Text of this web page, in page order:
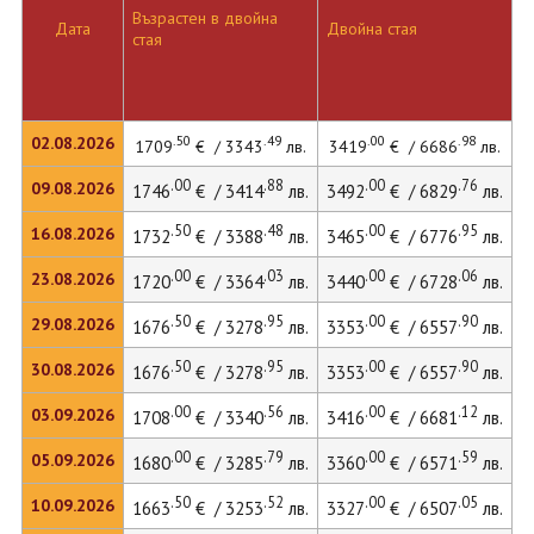
Дата
02.08.2026
09.08.2026
16.08.2026
23.08.2026
29.08.2026
30.08.2026
03.09.2026
05.09.2026
10.09.2026
Възрастен в двойна
стая
Двойна стая
1709.50 € / 3343.49лв. 3419.00 € / 6686.98лв.
1746.00€ / 3414.88 лв. 3492.00€ / 6829.76 лв.
1732.50€ / 3388.48 лв. 3465.00€ / 6776.95 лв.
1720.00€ / 3364.03 лв. 3440.00€ / 6728.06 лв.
1676.50€ / 3278.95 лв. 3353.00€ / 6557.90лв.
1676.50€ / 3278.95 лв. 3353.00€ / 6557.90лв.
1708.00€ / 3340.56 лв. 3416.00€ / 6681.12 лв.
1680.00€ / 3285.79 лв. 3360.00€ / 6571.59 лв.
1663.50€ / 3253.52 лв. 3327.00€ / 6507.05 лв.